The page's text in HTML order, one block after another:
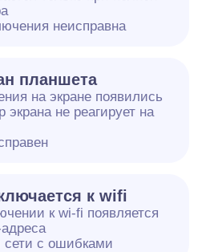
неисправна
планшета
на экране появились
экрана не реагирует на
к wifi
к wi-fi появляется
сети с ошибками